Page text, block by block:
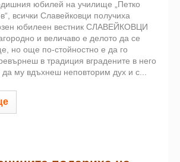
юбилей на училище „Петко
всички Славейковци получиха
юбилеен вестник СЛАВЕЙКОВЦИ
и величаво е делото да се
но още по-стойностно е да го
в традиция вградените в него
да му вдъхнеш неповторим дух и с...